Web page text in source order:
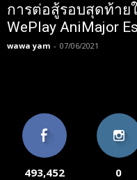
การต่อสู้รอบสุดท้าย
WePlay AniMajor
wawa yam - 07/06/2021
493,452 0